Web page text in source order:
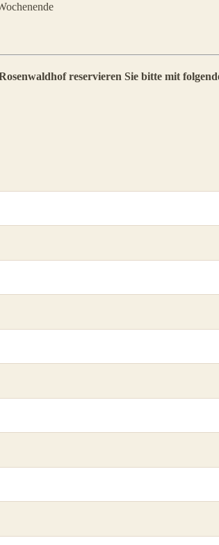
reservieren Sie bitte mit